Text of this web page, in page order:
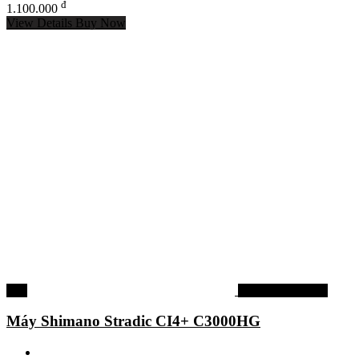
1.100.000 đ
View Details Buy Now
Máy Shimano Stradic CI4+ C3000HG